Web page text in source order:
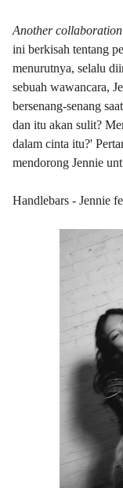
Another
ini berkisah tentang
menurutnya, selalu
sebuah wawancara,
bersenang-senang
dan itu akan sulit?
dalam cinta itu?'
mendorong Jennie
Handlebars - Jennie